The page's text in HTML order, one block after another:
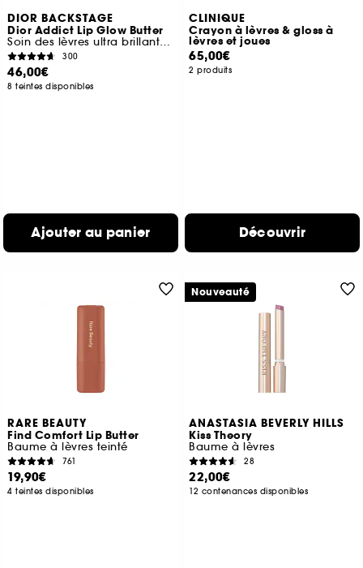
DIOR BACKSTAGE
Dior Addict Lip Glow Butter
Soin des lèvres ultra brillant, peptide + céramide
300
46,00€
8 teintes disponibles
Ajouter au panier
CLINIQUE
Crayon à lèvres & gloss à
lèvres et joues
65,00€
2 produits
Découvrir
RARE BEAUTY
Find Comfort Lip Butter
Baume à lèvres teinté
761
19,90€
4 teintes disponibles
ANASTASIA BEVERLY HILLS
Kiss Theory
Baume à lèvres
28
22,00€
12 contenances disponibles
Nouveauté